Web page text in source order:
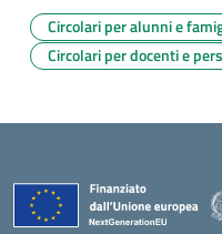
Circolari per alunni e
Circolari per docenti e